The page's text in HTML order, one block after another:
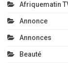
Afriquematin
Annonce
Annonces
Beauté